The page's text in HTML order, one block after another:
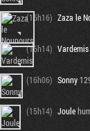
(16h16) Zaza le
(16h14) Vardemis
(16h06) Sonny
(15h14) Joule